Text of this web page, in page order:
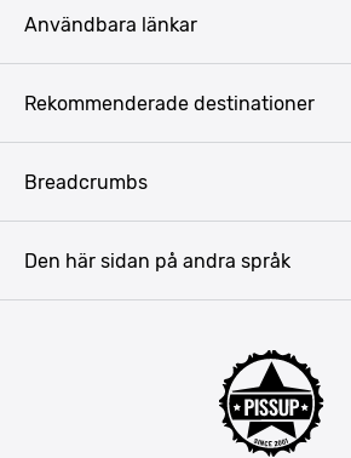
Användbara länkar
Rekommenderade destinationer
Breadcrumbs
Den här sidan på andra språk